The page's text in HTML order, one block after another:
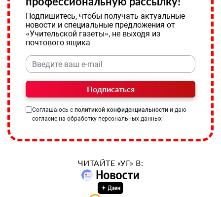
Подпишитесь, чтобы получать актуальные
новости и специальные предложения от
«Учительской газеты», не выходя из
почтового ящика
Подписаться
Соглашаюсь с политикой конфиденциальности и даю
согласие на обработку персональных данных
ЧИТАЙТЕ «УГ» В: